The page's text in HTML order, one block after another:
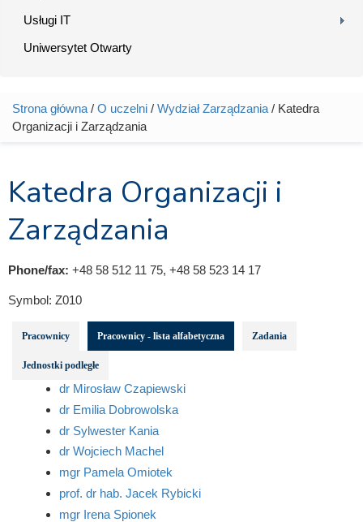
Usługi IT
Uniwersytet Otwarty
Jesteś tutaj
Strona główna / O uczelni / Wydział Zarządzania / Katedra
Organizacji i Zarządzania
Katedra Organizacji i
Zarządzania
Phone/fax: +48 58 512 11 75, +48 58 523 14 17
Symbol: Z010
Pracownicy Pracownicy - lista alfabetyczna Zadania
Jednostki podległe
dr Mirosław Czapiewski
dr Emilia Dobrowolska
dr Sylwester Kania
dr Wojciech Machel
mgr Pamela Omiotek
prof. dr hab. Jacek Rybicki
mgr Irena Spionek